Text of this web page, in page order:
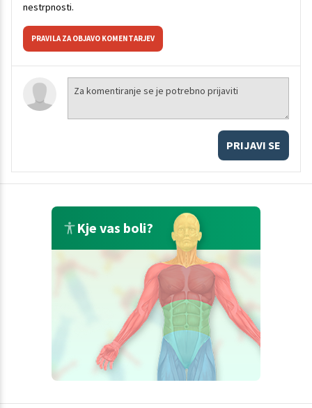
nestrpnosti.
PRAVILA ZA OBJAVO KOMENTARJEV
PRIJAVI SE
Kje vas boli?